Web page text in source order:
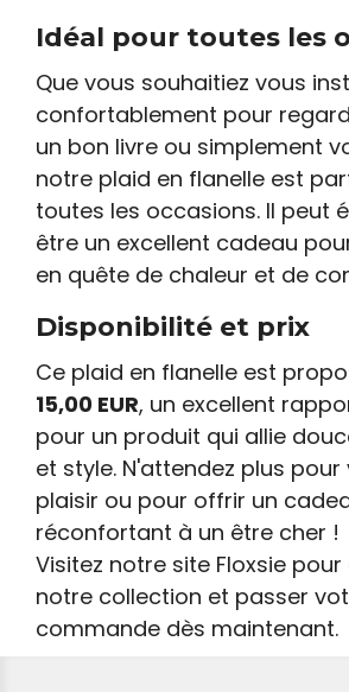
Idéal pour toutes les
Que vous souhaitiez vous
confortablement pour
un bon livre ou simplement
notre plaid en flanelle est
toutes les occasions. Il peut
être un excellent cadeau
en quête de chaleur et de
Disponibilité et prix
Ce plaid en flanelle est
15,00 EUR, un excellent
pour un produit qui allie
et style. N'attendez plus
plaisir ou pour offrir un
réconfortant à un être cher !
Visitez notre site Floxsie
notre collection et passer
commande dès maintenant.